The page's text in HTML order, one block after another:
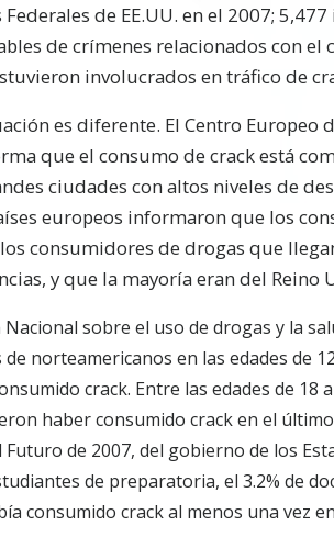
de EE.UU. en el 2007;
de crímenes relacionados con el
involucrados en tráfico de
es diferente. El Centro Europeo
que el consumo de crack está
ciudades con altos niveles de
europeos informaron que los
consumidores de drogas que
y que la mayoría eran del Reino
Nacional sobre el uso de drogas y la
de norteamericanos en las edades de
crack. Entre las edades de 18
haber consumido crack en el
Futuro de 2007, del gobierno de los
de preparatoria, el 3.2% de
consumido crack al menos una vez